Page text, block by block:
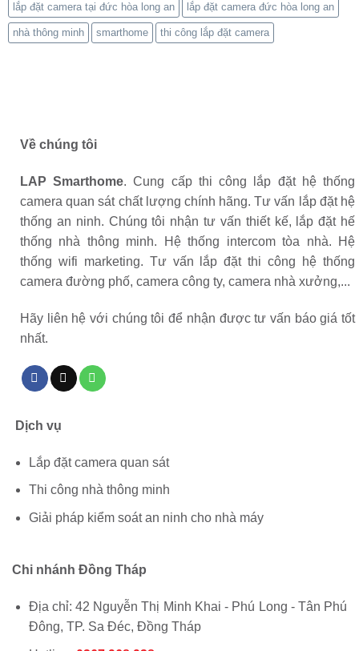
lắp đặt camera tại đức hòa long an lắp đặt camera đức hòa long an
nhà thông minh smarthome thi công lắp đặt camera
Về chúng tôi
LAP Smarthome. Cung cấp thi công lắp đặt hệ thống
camera quan sát chất lượng chính hãng. Tư vấn lắp đặt hệ
thống an ninh. Chúng tôi nhận tư vấn thiết kế, lắp đặt hế
thống nhà thông minh. Hệ thống intercom tòa nhà. Hệ
thống wifi marketing. Tư vấn lắp đặt thi công hệ thống
camera đường phố, camera công ty, camera nhà xưởng,...
Hãy liên hệ với chúng tôi để nhận được tư vấn báo giá tốt
nhất.
Dịch vụ
Lắp đặt camera quan sát
Thi công nhà thông minh
Giải pháp kiểm soát an ninh cho nhà máy
Chi nhánh Đồng Tháp
Địa chỉ: 42 Nguyễn Thị Minh Khai - Phú Long - Tân Phú
Đông, TP. Sa Đéc, Đồng Tháp